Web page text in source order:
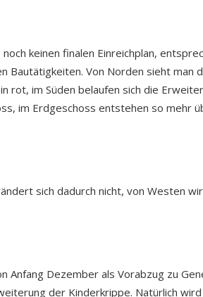
keinen finalen Einreichplan,
Bautätigkeiten. Von Norden sieht man
rot, im Süden belaufen sich die
im Erdgeschoss entstehen so mehr
sich dadurch nicht, von Westen
Anfang Dezember als Vorabzug zu
der Kinderkrippe. Natürlich